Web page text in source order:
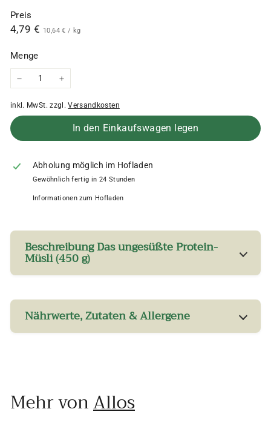
Preis
Normaler
4,79 € 4,79
10,64 € 10,64
/ kg
Menge
inkl. MwSt. zzgl.Versandkosten
In den Einkaufswagen legen
Abholung möglich im Hofladen
Gewöhnlich fertig in 24 Stunden
Informationen zum Hofladen
Beschreibung Das ungesüßte Protein-
Müsli (450 g)
Nährwerte, Zutaten & Allergene
Mehr vonAllos